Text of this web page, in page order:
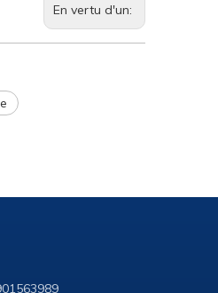
En vertu d'un: